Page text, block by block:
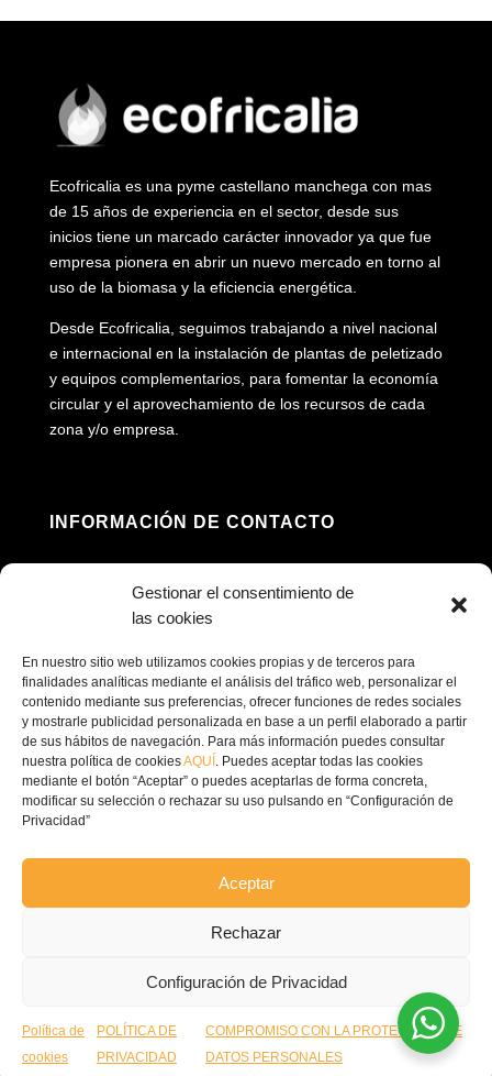
Gestionar el consentimiento de
las cookies
En nuestro sitio web utilizamos cookies propias y de terceros para
finalidades analíticas mediante el análisis del tráfico web, personalizar el
contenido mediante sus preferencias, ofrecer funciones de redes sociales
y mostrarle publicidad personalizada en base a un perfil elaborado a partir
de sus hábitos de navegación. Para más información puedes consultar
nuestra política de cookiesAQUÍ . Puedes aceptar todas las cookies
mediante el botón “Aceptar” o puedes aceptarlas de forma concreta,
modificar su selección o rechazar su uso pulsando en “Configuración de
Privacidad”
Aceptar
Rechazar
Configuración de Privacidad
Política de
cookies
POLÍTICA DE
PRIVACIDAD
COMPROMISO CON LA PROTECCIÓN DE
DATOS PERSONALES
Ecofricalia es una pyme castellano manchega con mas
de 15 años de experiencia en el sector, desde sus
inicios tiene un marcado carácter innovador ya que fue
empresa pionera en abrir un nuevo mercado en torno al
uso de la biomasa y la eficiencia energética.
Desde Ecofricalia, seguimos trabajando a nivel nacional
e internacional en la instalación de plantas de peletizado
y equipos complementarios, para fomentar la economía
circular y el aprovechamiento de los recursos de cada
zona y/o empresa.
INFORMACIÓN DE CONTACTO
Pedroñeras, Cuenca
 contacto@ecofricalia.com
POLÍTICA COOKIES